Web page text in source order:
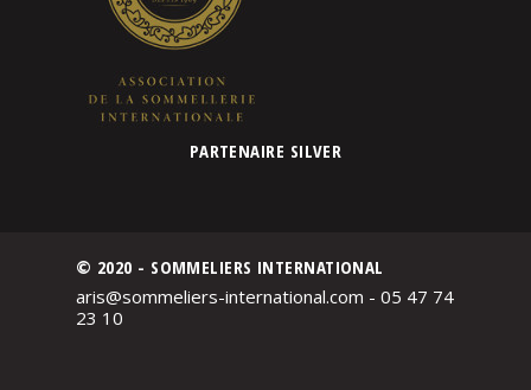
PARTENAIRE SILVER
© 2020 - SOMMELIERS INTERNATIONAL
aris@sommeliers-international.com - 05 47 74
23 10